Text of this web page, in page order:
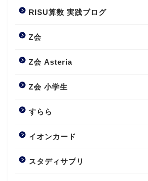
RISU算数 実践ブログ
Z会
Z会 Asteria
Z会 小学生
すらら
イオンカード
スタディサプリ